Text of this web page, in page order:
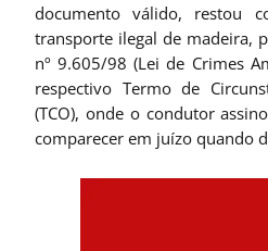
documento válido, restou
transporte ilegal de madeira,
nº 9.605/98 (Lei de Crimes
respectivo Termo de
(TCO), onde o condutor
comparecer em juízo quando